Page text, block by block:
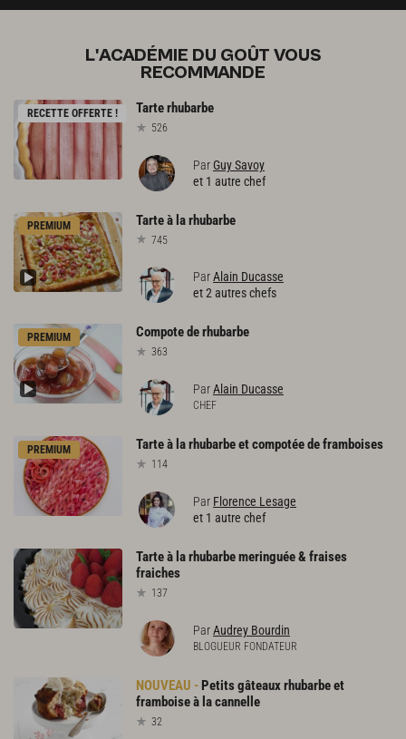
L'ACADÉMIE DU GOÛT VOUS
RECOMMANDE
RECETTE OFFERTE ! Tarterhubarbe
526
ParGuy Savoy
et 1 autre chef
PREMIUM Tarteà larhubarbe
745
ParAlain Ducasse
et 2 autres chefs
PREMIUM Compotederhubarbe
363
ParAlain Ducasse
CHEF
PREMIUM Tarteà larhubarbeetcompotéedeframboises
114
Par Florence Lesage
et 1 autre chef
Tarteà larhubarbemeringuée& fraises
fraiches
137
ParAudrey Bourdin
BLOGUEUR FONDATEUR
Petitsgâteauxrhubarbeet
framboiseà lacannelle
32